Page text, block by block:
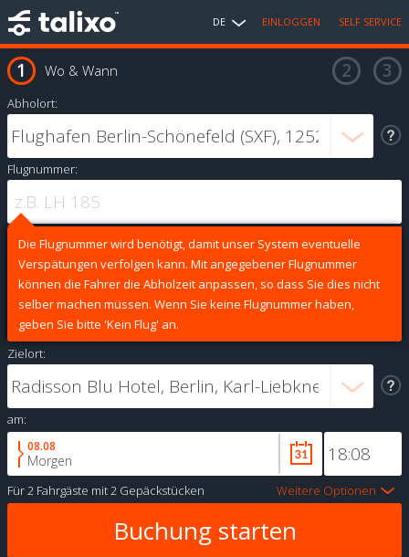
DE EINLOGGEN SELF SERVICE
Wo & Wann
Abholort:
Flugnummer:
Die Flugnummer wird benötigt, damit unser System eventuelle
Verspätungen verfolgen kann. Mit angegebener Flugnummer
können die Fahrer die Abholzeit anpassen, so dass Sie dies nicht
selber machen müssen. Wenn Sie keine Flugnummer haben,
geben Sie bitte 'Kein Flug' an.
Zielort:
am:
08.08
Morgen
Für2 Fahrgäste mit2 Gepäckstücken Weitere Optionen